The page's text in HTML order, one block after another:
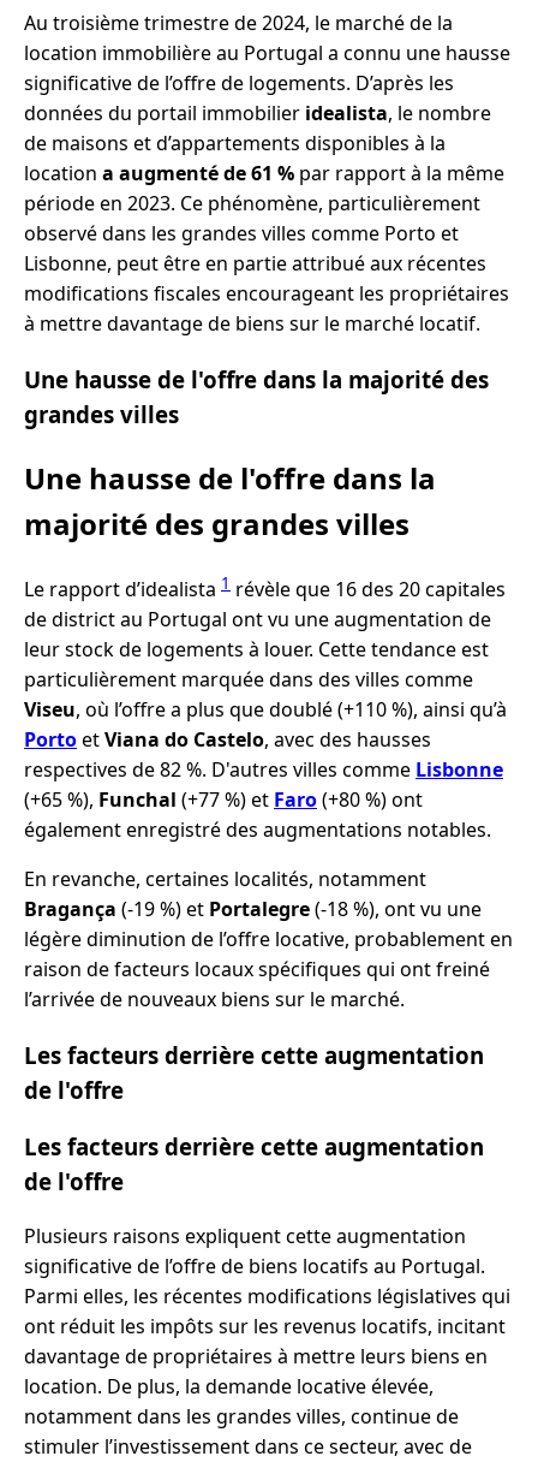
Au troisième trimestre de 2024, le marché de la
location immobilière au Portugal a connu une hausse
significative de l’offre de logements. D’après les
données du portail immobilier idealista, le nombre
de maisons et d’appartements disponibles à la
location a augmenté de 61 % par rapport à la même
période en 2023. Ce phénomène, particulièrement
observé dans les grandes villes comme Porto et
Lisbonne, peut être en partie attribué aux récentes
modifications fiscales encourageant les propriétaires
à mettre davantage de biens sur le marché locatif.
Une hausse de l'offre dans la majorité des
grandes villes
Une hausse de l'offre dans la
majorité des grandes villes
Le rapport d’idealista 1 révèle que 16 des 20 capitales
de district au Portugal ont vu une augmentation de
leur stock de logements à louer. Cette tendance est
particulièrement marquée dans des villes comme
Viseu, où l’offre a plus que doublé (+110 %), ainsi qu’à
PortoetViana do Castelo, avec des hausses
respectives de 82 %. D'autres villes comme Lisbonne
(+65 %), Funchal (+77 %) et Faro(+80 %) ont
également enregistré des augmentations notables.
En revanche, certaines localités, notamment
Bragança (-19 %) et Portalegre(-18 %), ont vu une
légère diminution de l’offre locative, probablement en
raison de facteurs locaux spécifiques qui ont freiné
l’arrivée de nouveaux biens sur le marché.
Les facteurs derrière cette augmentation
de l'offre
Les facteurs derrière cette augmentation
de l'offre
Plusieurs raisons expliquent cette augmentation
significative de l’offre de biens locatifs au Portugal.
Parmi elles, les récentes modifications législatives qui
ont réduit les impôts sur les revenus locatifs, incitant
davantage de propriétaires à mettre leurs biens en
location. De plus, la demande locative élevée,
notamment dans les grandes villes, continue de
stimuler l’investissement dans ce secteur, avec de